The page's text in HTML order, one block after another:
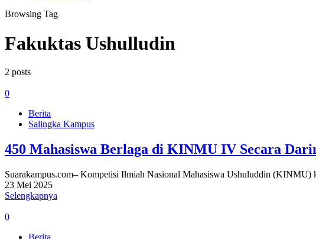
Browsing Tag
Fakuktas Ushulludin
2 posts
0
Berita
Salingka Kampus
450 Mahasiswa Berlaga di KINMU IV Secara
Suarakampus.com– Kompetisi Ilmiah Nasional Mahasiswa Ushuluddin
23 Mei 2025
Selengkapnya
0
Berita